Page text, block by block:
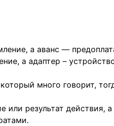
а аванс —
а адаптер –
много говорит,
или результат действия,